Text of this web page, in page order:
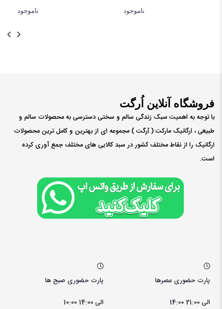
ناموجود ناموجود
فروشگاه آنلاین اُرگت
با توجه به اهمیت سبک زندگی سالم و سختی دسترسی به محصولات سالم و
طبیعی ، ارگانیک مارکت ( ٱرگت ) مجموعه ای از بهترین و کامل ترین محصولات
ارگانیک را از نقاط مختلف کشور در سبد کالایی های مختلف جمع آوری کرده
است.
پارت حضوری صبح ها
10:00 الی 14:00
پارت حضوری عصرها
14:00 الی 21:00